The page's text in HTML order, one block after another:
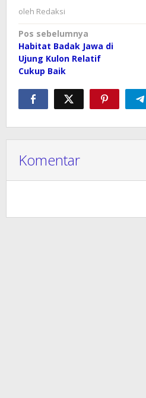
oleh Redaksi
Navigasi
pos
Pos sebelumnya
Habitat Badak Jawa di
Ujung Kulon Relatif
Cukup Baik
Komentar